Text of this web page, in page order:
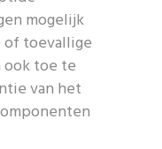
mogelijk
toevallige
ook toe te
van het